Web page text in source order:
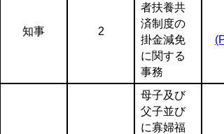
知事 2
者扶養共
済制度の
掛金減免
に関する
事務
母子及び
父子並び
に寡婦福